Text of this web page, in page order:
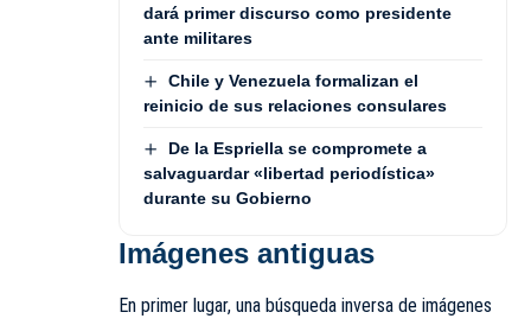
dará primer discurso como presidente
ante militares
Chile y Venezuela formalizan el
reinicio de sus relaciones consulares
De la Espriella se compromete a
salvaguardar «libertad periodística»
durante su Gobierno
Imágenes antiguas
En primer lugar, una búsqueda inversa de imágenes